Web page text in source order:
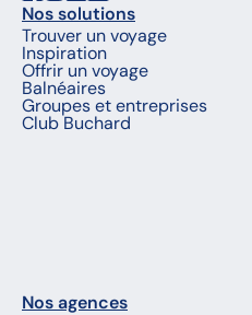
Nos solutions
Trouver un voyage
Inspiration
Offrir un voyage
Balnéaires
Groupes et entreprises
Club Buchard
Nos agences